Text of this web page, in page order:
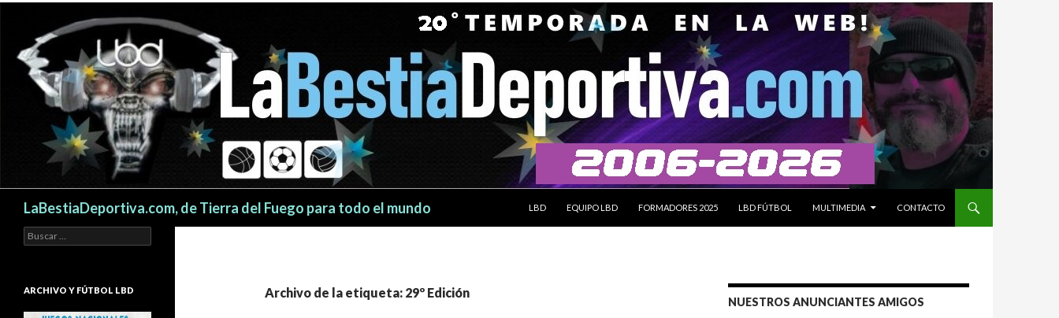
LaBestiaDeportiva.com, de Tierra del Fuego para todo el mundo
LBD
EQUIPO LBD FORMADORES 2025 LBD FÚTBOL MULTIMEDIA CONTACTO
Archivo de la etiqueta: 29º Edición
NUESTROS ANUNCIANTES AMIGOS
Buscar:
ARCHIVO Y FÚTBOL LBD